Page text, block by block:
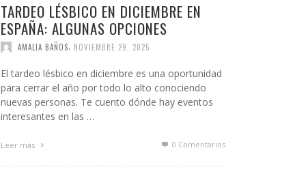
TARDEO LÉSBICO EN DICIEMBRE EN
ESPAÑA: ALGUNAS OPCIONES
AMALIA BAÑOS, NOVIEMBRE 29, 2025
El tardeo lésbico en diciembre es una oportunidad
para cerrar el año por todo lo alto conociendo
nuevas personas. Te cuento dónde hay eventos
interesantes en las …
Leer más 0 Comentarios